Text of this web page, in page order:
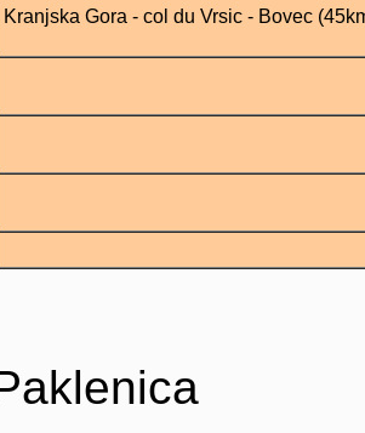
Kranjska Gora - col du Vrsic - Bovec